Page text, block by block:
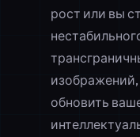
рост или вы
обновить